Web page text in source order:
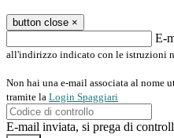
button close ×
E-
all'indirizzo indicato con le istruzioni
Non hai una e-mail associata al nome
tramite la Login Spaggiari
E-mail inviata, si prega di